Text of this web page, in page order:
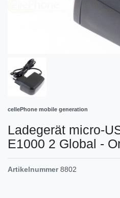
cellePhone mobile generation
Ladegerät micro-
E1000 2 Global -
Artikelnummer 8802